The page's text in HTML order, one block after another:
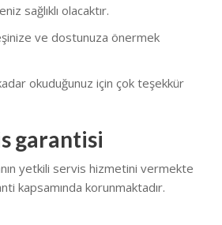
sağlıklı olacaktır.
ve dostunuza önermek
okuduğunuz için çok teşekkür
garantisi
yetkili servis hizmetini vermekte
kapsamında korunmaktadır.